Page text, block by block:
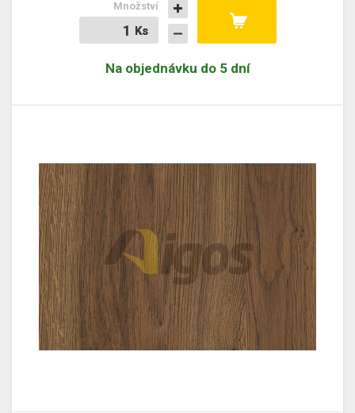
Ks
Ks
Množství
Na objednávku do 5 dní